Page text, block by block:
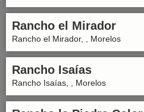
Rancho el Mirador
Rancho el Mirador, , Morelos
Rancho Isaías
Rancho Isaías, , Morelos